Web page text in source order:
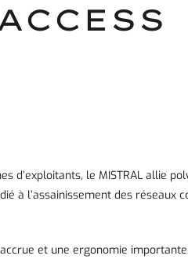
d’exploitants, le MISTRAL allie
à l’assainissement des
accrue et une ergonomie importante.